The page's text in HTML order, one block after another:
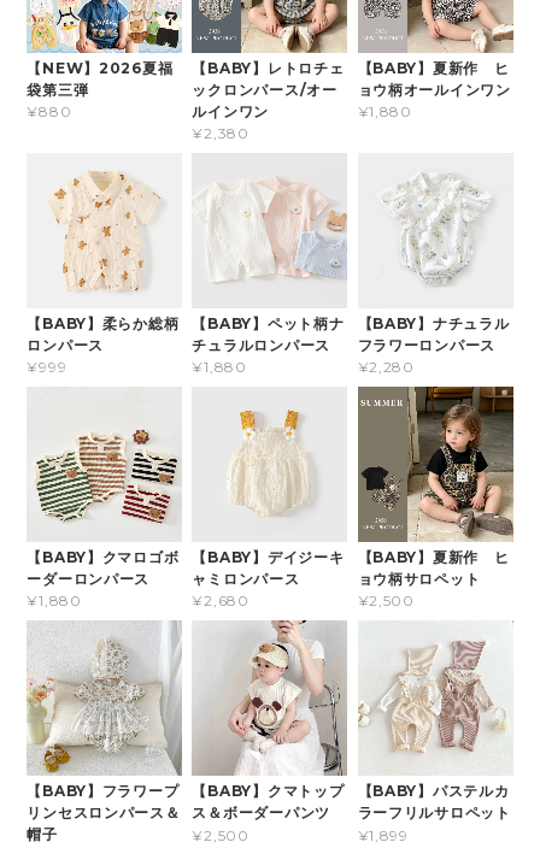
【NEW】2026夏福
袋第三弾
¥880
【BABY】レトロチェ
ックロンパース/オー
ルインワン
¥2,380
【BABY】夏新作 ヒ
ョウ柄オールインワン
¥1,880
【BABY】柔らか総柄
ロンパース
¥999
【BABY】ペット柄ナ
チュラルロンパース
¥1,880
【BABY】ナチュラル
フラワーロンパース
¥2,280
【BABY】クマロゴボ
ーダーロンパース
¥1,880
【BABY】デイジーキ
ャミロンパース
¥2,680
【BABY】夏新作 ヒ
ョウ柄サロペット
¥2,500
【BABY】フラワープ
リンセスロンパース＆
帽子
【BABY】クマトップ
ス＆ボーダーパンツ
¥2,500
【BABY】パステルカ
ラーフリルサロペット
¥1,899